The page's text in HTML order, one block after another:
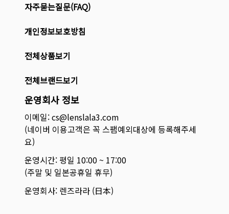
자주묻는질문(FAQ)
개인정보보호방침
전체상품보기
전체브랜드보기
운영회사 정보
이메일: cs@lenslala3.com
(네이버 이용고객은 꼭 스팸예외대상에 등록해주세
요)
운영시간: 평일 10:00 ~ 17:00
(주말 및 일본공휴일 휴무)
운영회사: 렌즈라라 (日本)